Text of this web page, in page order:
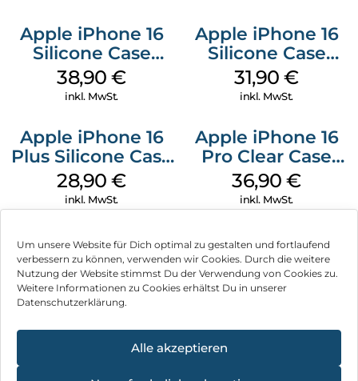
Um unsere Website für Dich optimal zu gestalten und fortlaufend
verbessern zu können, verwenden wir Cookies. Durch die weitere
Nutzung der Website stimmst Du der Verwendung von Cookies zu.
Weitere Informationen zu Cookies erhältst Du in unserer
Datenschutzerklärung.
Alle akzeptieren
Apple iPhone 16
Silicone Case
MagSafe
Ultramarine
38,90€
inkl. MwSt.
Apple iPhone 16
Silicone Case
MagSafe Fuchsia
31,90€
inkl. MwSt.
Apple iPhone 16
Plus Silicone Case
MagSafe Black
28,90€
inkl. MwSt.
Apple iPhone 16
Pro Clear Case
MagSafe
Transparent
36,90€
inkl. MwSt.
Impressum